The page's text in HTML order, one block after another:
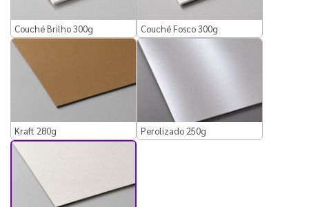
Couché Brilho 300g Couché Fosco 300g
Kraft 280g Perolizado 250g